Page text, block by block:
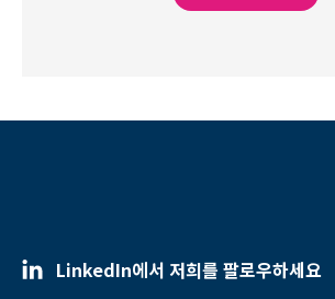
LinkedIn에서 저희를 팔로우하세요